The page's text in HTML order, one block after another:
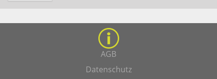
AGB
Datenschutz